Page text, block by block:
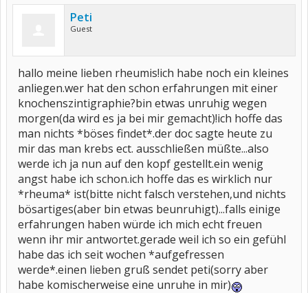
Peti
Guest
hallo meine lieben rheumis!ich habe noch ein kleines
anliegen.wer hat den schon erfahrungen mit einer
knochenszintigraphie?bin etwas unruhig wegen
morgen(da wird es ja bei mir gemacht)!ich hoffe das
man nichts *böses findet*.der doc sagte heute zu
mir das man krebs ect. ausschließen müßte...also
werde ich ja nun auf den kopf gestellt.ein wenig
angst habe ich schon.ich hoffe das es wirklich nur
*rheuma* ist(bitte nicht falsch verstehen,und nichts
bösartiges(aber bin etwas beunruhigt)...falls einige
erfahrungen haben würde ich mich echt freuen
wenn ihr mir antwortet.gerade weil ich so ein gefühl
habe das ich seit wochen *aufgefressen
werde*.einen lieben gruß sendet peti(sorry aber
habe komischerweise eine unruhe in mir)